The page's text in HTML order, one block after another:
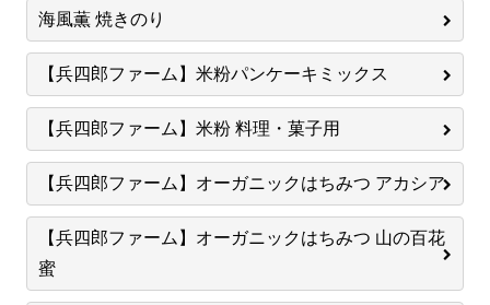
海風薫 焼きのり
【兵四郎ファーム】米粉パンケーキミックス
【兵四郎ファーム】米粉 料理・菓子用
【兵四郎ファーム】オーガニックはちみつ アカシア
【兵四郎ファーム】オーガニックはちみつ 山の百花
蜜